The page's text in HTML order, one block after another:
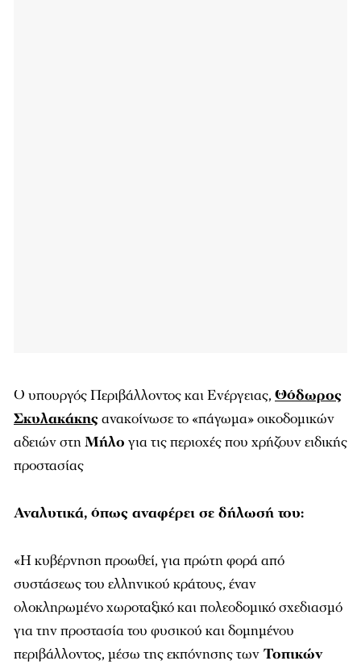
Ο υπουργός Περιβάλλοντος και Ενέργειας, Θόδωρος
Σκυλακάκηςανακοίνωσε το «πάγωμα» οικοδομικών
αδειών στηΜήλο για τις περιοχές που χρήζουν ειδικής
προστασίας
Αναλυτικά, όπως αναφέρει σε δήλωσή του:
«Η κυβέρνηση προωθεί, για πρώτη φορά από
συστάσεως του ελληνικού κράτους, έναν
ολοκληρωμένο χωροταξικό και πολεοδομικό σχεδιασμό
για την προστασία του φυσικού και δομημένου
περιβάλλοντος, μέσω της εκπόνησης των Τοπικών